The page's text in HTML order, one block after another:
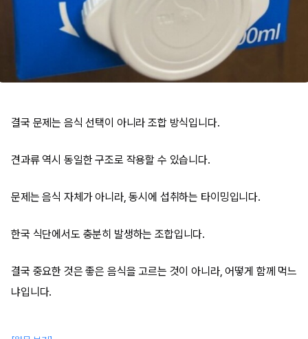
결국 문제는 음식 선택이 아니라 조합 방식입니다.
견과류 역시 동일한 구조로 작용할 수 있습니다.
문제는 음식 자체가 아니라, 동시에 섭취하는 타이밍입니다.
한국 식단에서도 충분히 발생하는 조합입니다.
결국 중요한 것은 좋은 음식을 고르는 것이 아니라, 어떻게 함께 먹느
냐입니다.